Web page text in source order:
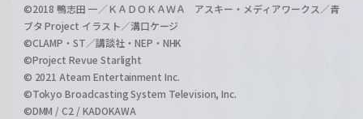
©2018 鴨志田 一／ＫＡＤＯＫＡＷＡ アスキー・メディアワークス／青
ブタ Project イラスト／溝口ケージ
©CLAMP・ST／講談社・NEP・NHK
©Project Revue Starlight
© 2021 Ateam Entertainment Inc.
©Tokyo Broadcasting System Television, Inc.
©DMM / C2 / KADOKAWA